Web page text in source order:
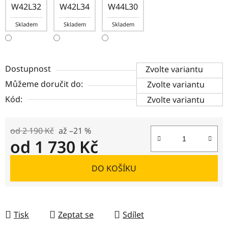
W42L32
Skladem
W42L34
Skladem
W44L30
Skladem
Dostupnost
Zvolte variantu
Můžeme doručit do:
Zvolte variantu
Kód:
Zvolte variantu
od 2 190 Kč až –21 %
od 1 730 Kč
DO KOŠÍKU
Tisk Zeptat se Sdílet